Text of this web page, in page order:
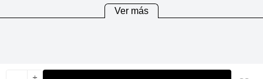
Ver más